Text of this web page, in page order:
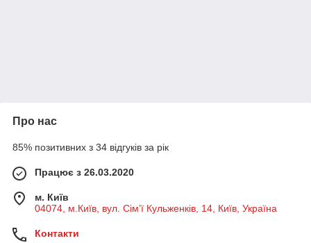
Про нас
85% позитивних з 34 відгуків за рік
Працює з 26.03.2020
м. Київ
04074, м.Київ, вул. Сім’ї Кульженків, 14, Київ, Україна
Контакти